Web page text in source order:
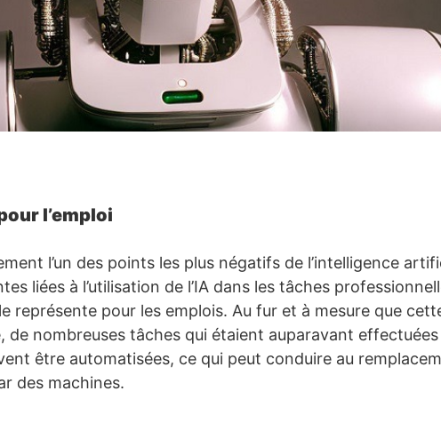
l’emploi
l’un des points les plus négatifs de l’intelligence
liées à l’utilisation de l’IA dans les tâches
représente pour les emplois. Au fur et à mesure que
de nombreuses tâches qui étaient auparavant
être automatisées, ce qui peut conduire au
des machines.